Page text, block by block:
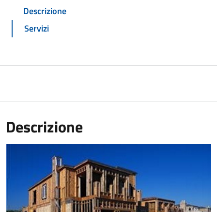
Descrizione
Servizi
Descrizione